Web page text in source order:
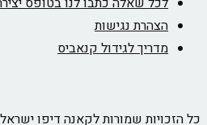
הצהרת נגישות
מדריך לגידול קנאביס
כל הזכויות שמורות לקאנה דיפו ישראל 2024 ©